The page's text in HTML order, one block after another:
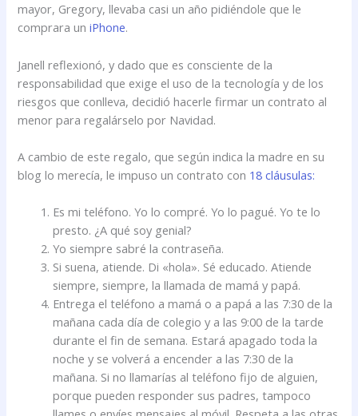
mayor, Gregory, llevaba casi un año pidiéndole que le
comprara uniPhone.
Janell reflexionó, y dado que es consciente de la
responsabilidad que exige el uso de la tecnología y de los
riesgos que conlleva, decidió hacerle firmar un contrato al
menor para regalárselo por Navidad.
A cambio de este regalo, que según indica la madre en su
blog lo merecía, le impuso un contrato con 18 cláusulas:
Es mi teléfono. Yo lo compré. Yo lo pagué. Yo te lo
presto. ¿A qué soy genial?
Yo siempre sabré la contraseña.
Si suena, atiende. Di «hola». Sé educado. Atiende
siempre, siempre, la llamada de mamá y papá.
Entrega el teléfono a mamá o a papá a las 7:30 de la
mañana cada día de colegio y a las 9:00 de la tarde
durante el fin de semana. Estará apagado toda la
noche y se volverá a encender a las 7:30 de la
mañana. Si no llamarías al teléfono fijo de alguien,
porque pueden responder sus padres, tampoco